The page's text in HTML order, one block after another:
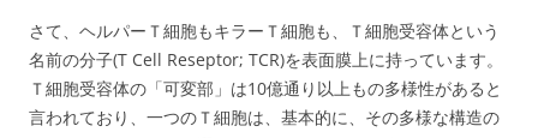
さて、ヘルパーＴ細胞もキラーＴ細胞も、Ｔ細胞受容体という
名前の分子(T Cell Reseptor; TCR)を表面膜上に持っています。
Ｔ細胞受容体の「可変部」は10億通り以上もの多様性があると
言われており、一つのＴ細胞は、基本的に、その多様な構造の